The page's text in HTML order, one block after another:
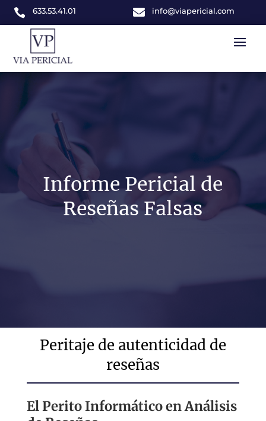
 633.53.41.01  info@viapericial.com
Informe Pericial de
Reseñas Falsas
Peritaje de autenticidad de
reseñas
El Perito Informático en Análisis